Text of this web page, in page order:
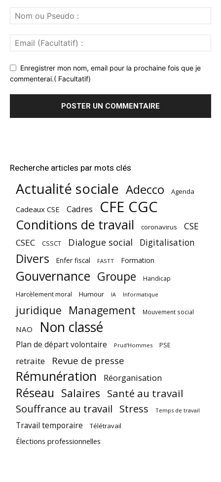
Enregistrer mon nom, email pour la prochaine fois que je
commenterai.( Facultatif)
Recherche articles par mots clés
Actualité sociale Adecco Agenda
Cadeaux CSE Cadres CFE CGC
Conditions de travail coronavirus CSE
CSEC CSSCT Dialogue social Digitalisation
Divers Enfer fiscal FASTT Formation
Gouvernance Groupe Handicap
Harcèlement moral Humour IA Informatique
juridique Management Mouvement social
NAO Non classé
Plan de départ volontaire Prud'Hommes PSE
retraite Revue de presse
Rémunération Réorganisation
Réseau Salaires Santé au travail
Souffrance au travail Stress Temps de travail
Travail temporaire Télétravail
Élections professionnelles